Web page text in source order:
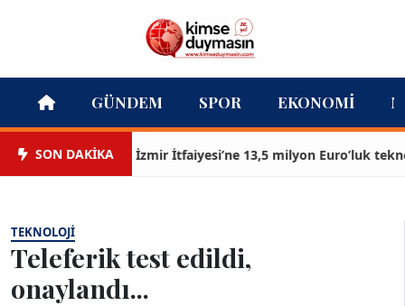
GÜNDEM SPOR EKONOMI
SON DAKİKAİzmir İtfaiyesi’ne 13,5 milyon Euro’luk teknoloji
TEKNOLOJI
Teleferik test edildi,
onaylandı...